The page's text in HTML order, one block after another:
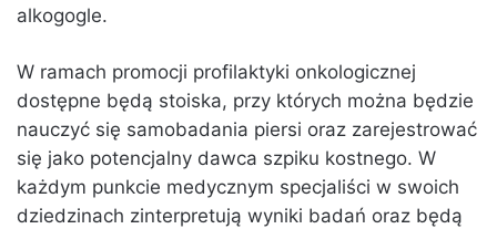
alkogogle.
W ramach promocji profilaktyki onkologicznej
dostępne będą stoiska, przy których można będzie
nauczyć się samobadania piersi oraz zarejestrować
się jako potencjalny dawca szpiku kostnego. W
każdym punkcie medycznym specjaliści w swoich
dziedzinach zinterpretują wyniki badań oraz będą